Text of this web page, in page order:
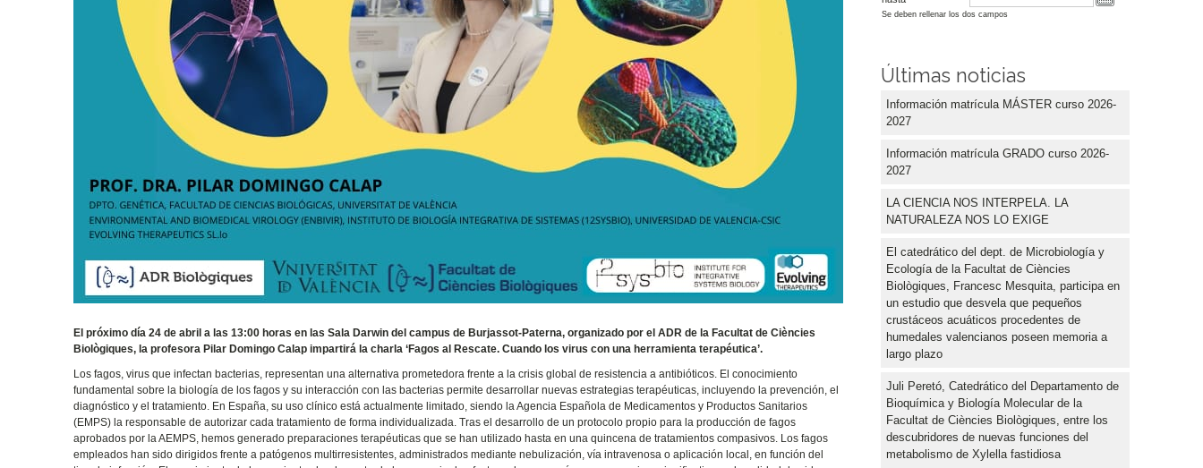
El próximo día 24 de abril a las 13:00 horas en las Sala Darwin del campus de Burjassot-Paterna, organizado por el ADR de la Facultat de Ciències
Biològiques, la profesora Pilar Domingo Calap impartirá la charla ‘Fagos al Rescate. Cuando los virus con una herramienta terapéutica’.
Los fagos, virus que infectan bacterias, representan una alternativa prometedora frente a la crisis global de resistencia a antibióticos. El conocimiento
fundamental sobre la biología de los fagos y su interacción con las bacterias permite desarrollar nuevas estrategias terapéuticas, incluyendo la prevención, el
diagnóstico y el tratamiento. En España, su uso clínico está actualmente limitado, siendo la Agencia Española de Medicamentos y Productos Sanitarios
(EMPS) la responsable de autorizar cada tratamiento de forma individualizada. Tras el desarrollo de un protocolo propio para la producción de fagos
aprobados por la AEMPS, hemos generado preparaciones terapéuticas que se han utilizado hasta en una quincena de tratamientos compasivos. Los fagos
empleados han sido dirigidos frente a patógenos multirresistentes, administrados mediante nebulización, vía intravenosa o aplicación local, en función del
Se deben rellenar los dos campos
Últimas noticias
Información matrícula MÁSTER curso 2026-
2027
Información matrícula GRADO curso 2026-
2027
LA CIENCIA NOS INTERPELA. LA
NATURALEZA NOS LO EXIGE
El catedrático del dept. de Microbiología y
Ecología de la Facultat de Ciències
Biològiques, Francesc Mesquita, participa en
un estudio que desvela que pequeños
crustáceos acuáticos procedentes de
humedales valencianos poseen memoria a
largo plazo
Juli Peretó, Catedrático del Departamento de
Bioquímica y Biología Molecular de la
Facultat de Ciències Biològiques, entre los
descubridores de nuevas funciones del
metabolismo de Xylella fastidiosa